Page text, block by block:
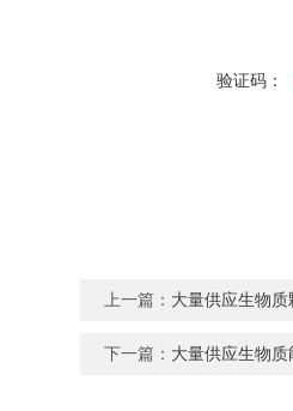
验证码：
上一篇： 大量供应生物
下一篇： 大量供应生物